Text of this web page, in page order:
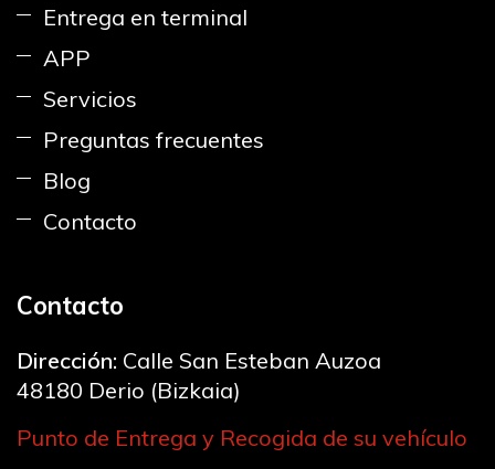
Entrega en terminal
APP
Servicios
Preguntas frecuentes
Blog
Contacto
Contacto
Dirección: Calle San Esteban Auzoa
48180 Derio (Bizkaia)
Punto de Entrega y Recogida de su vehículo